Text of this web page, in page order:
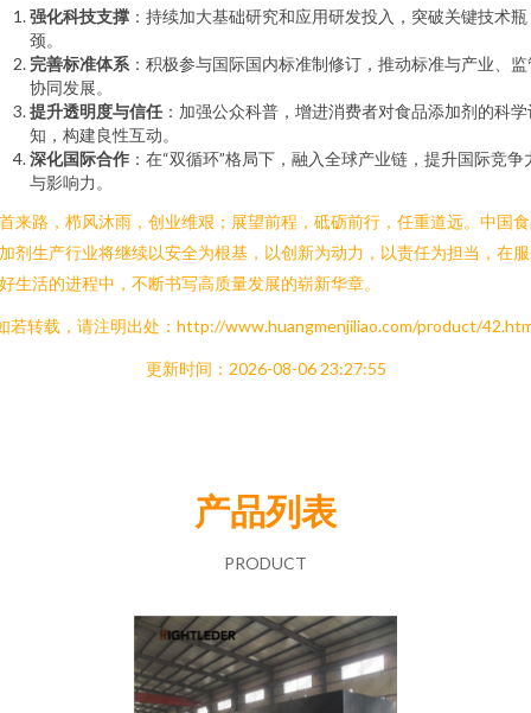
强化科技支撑 ：持续加大基础研究和应用研发投入，突破关键技术瓶
颈。
完善标准体系 ：积极参与国际国内标准制修订，推动标准与产业、监
协同发展。
提升透明度与信任 ：加强公众科普，增进消费者对食品添加剂的科
知，构建良性互动。
深化国际合作 ：在“双循环”格局下，融入全球产业链，提升国际竞争
与影响力。
来路，栉风沐雨，创业维艰；展望前程，砥砺前行，任重道远。中国
剂生产行业将继续以安全为根基，以创新为动力，以责任为担当，在
生活的进程中，不断书写高质量发展的崭新华章。
若转载，请注明出处：http://www.huangmenjiliao.com/product/
更新时间：2026-08-06 23:27:55
产品列表
PRODUCT